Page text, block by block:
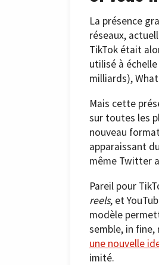
La présence
réseaux,
TikTok était
utilisé à
milliards),
Mais cette
sur toutes les
nouveau
apparaissant
même Twitter
Pareil pour
reels, et
modèle
semble, in fine,
une nouvelle
imité.